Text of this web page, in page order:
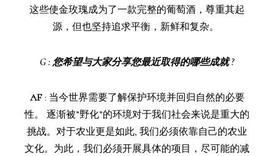
这些使金玫瑰成为了一款完整的葡萄酒，尊重其起
源，但也坚持追求平衡，新鲜和复杂。
G :您希望与大家分享您最近取得的哪些成就 ?
AF : 当今世界需要了解保护环境并回归自然的必要
性。 逐渐被”野化”的环境对于我们社会来说是重大的
挑战。对于农业更是如此, 我们必须依靠自己的农业
文化。为此，我们必须开展具体的项目，尽可能的减